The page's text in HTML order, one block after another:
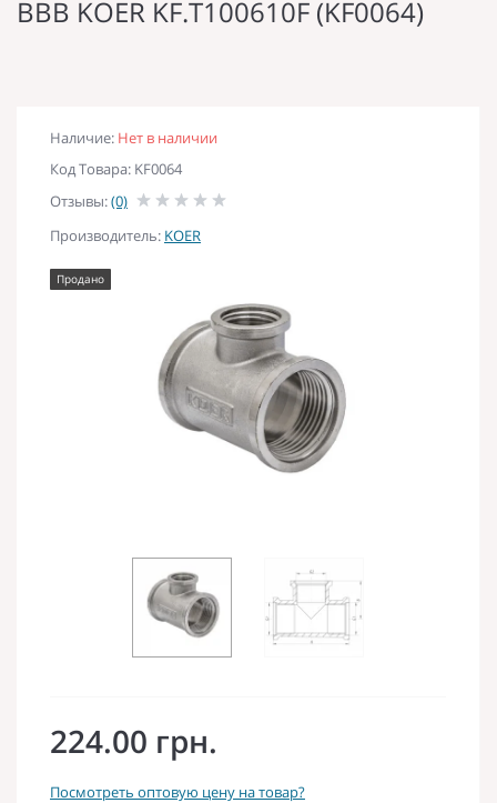
ВВВ KOER KF.T100610F (KF0064)
Наличие: Нет в наличии
Код Товара: KF0064
Отзывы:(0)
Производитель: KOER
Продано
224.00 грн.
Посмотреть оптовую цену на товар?